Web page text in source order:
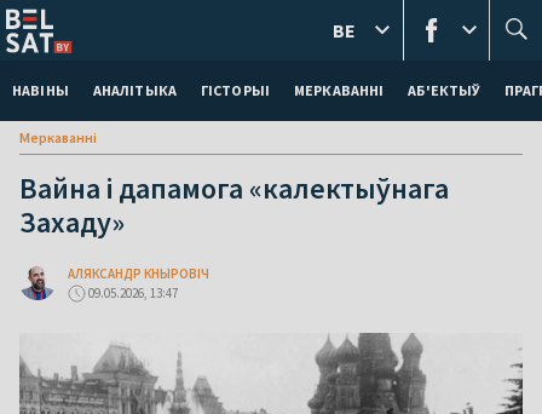
НАВІНЫ АНАЛІТЫКА ГІСТОРЫІ МЕРКАВАННI АБ'ЕКТЫЎ
BE
Меркаваннi
Вайна і дапамога «калектыўнага
Захаду»
АЛЯКСАНДР КНЫРОВІЧ
09.05.2026, 13:47